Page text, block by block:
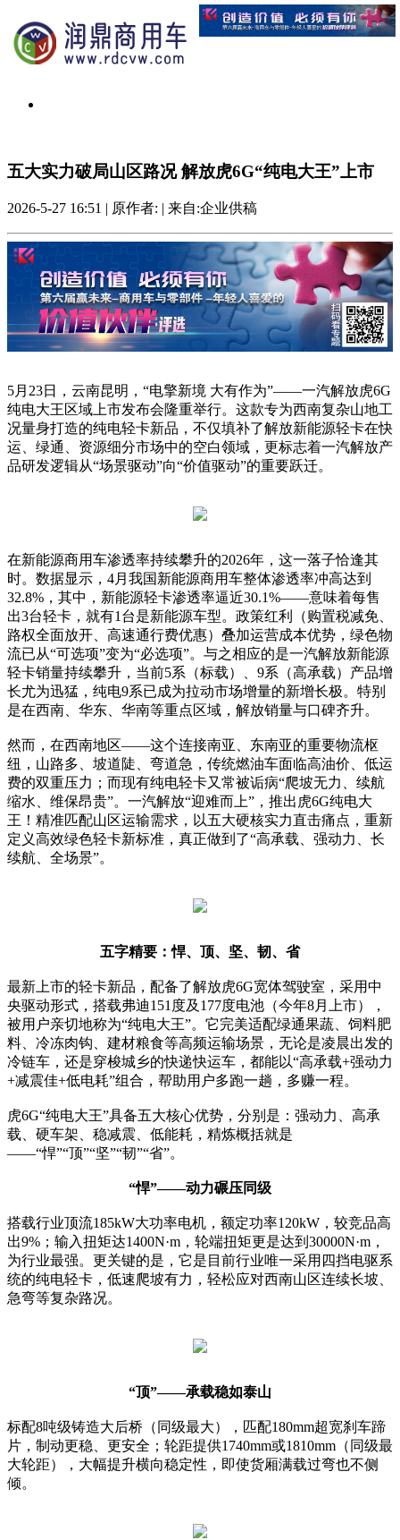
五大实力破局山区路况 解放虎6G“纯电大王”上市
2026-5-27 16:51 | 原作者: | 来自:企业供稿
5月23日，云南昆明，“电擎新境 大有作为”——一汽解放虎6G
纯电大王区域上市发布会隆重举行。这款专为西南复杂山地工
况量身打造的纯电轻卡新品，不仅填补了解放新能源轻卡在快
运、绿通、资源细分市场中的空白领域，更标志着一汽解放产
品研发逻辑从“场景驱动”向“价值驱动”的重要跃迁。
在新能源商用车渗透率持续攀升的2026年，这一落子恰逢其
时。数据显示，4月我国新能源商用车整体渗透率冲高达到
32.8%，其中，新能源轻卡渗透率逼近30.1%——意味着每售
出3台轻卡，就有1台是新能源车型。政策红利（购置税减免、
路权全面放开、高速通行费优惠）叠加运营成本优势，绿色物
流已从“可选项”变为“必选项”。与之相应的是一汽解放新能源
轻卡销量持续攀升，当前5系（标载）、9系（高承载）产品增
长尤为迅猛，纯电9系已成为拉动市场增量的新增长极。特别
是在西南、华东、华南等重点区域，解放销量与口碑齐升。
然而，在西南地区——这个连接南亚、东南亚的重要物流枢
纽，山路多、坡道陡、弯道急，传统燃油车面临高油价、低运
费的双重压力；而现有纯电轻卡又常被诟病“爬坡无力、续航
缩水、维保昂贵”。一汽解放“迎难而上”，推出虎6G纯电大
王！精准匹配山区运输需求，以五大硬核实力直击痛点，重新
定义高效绿色轻卡新标准，真正做到了“高承载、强动力、长
续航、全场景”。
五字精要：悍、顶、坚、韧、省
最新上市的轻卡新品，配备了解放虎6G宽体驾驶室，采用中
央驱动形式，搭载弗迪151度及177度电池（今年8月上市），
被用户亲切地称为“纯电大王”。它完美适配绿通果蔬、饲料肥
料、冷冻肉钩、建材粮食等高频运输场景，无论是凌晨出发的
冷链车，还是穿梭城乡的快递快运车，都能以“高承载+强动力
+减震佳+低电耗”组合，帮助用户多跑一趟，多赚一程。
虎6G“纯电大王”具备五大核心优势，分别是：强动力、高承
载、硬车架、稳减震、低能耗，精炼概括就是
——“悍”“顶”“坚”“韧”“省”。
“悍”——动力碾压同级
搭载行业顶流185kW大功率电机，额定功率120kW，较竞品高
出9%；输入扭矩达1400N·m，轮端扭矩更是达到30000N·m，
为行业最强。更关键的是，它是目前行业唯一采用四挡电驱系
统的纯电轻卡，低速爬坡有力，轻松应对西南山区连续长坡、
急弯等复杂路况。
“顶”——承载稳如泰山
标配8吨级铸造大后桥（同级最大），匹配180mm超宽刹车蹄
片，制动更稳、更安全；轮距提供1740mm或1810mm（同级最
大轮距），大幅提升横向稳定性，即使货厢满载过弯也不侧
倾。